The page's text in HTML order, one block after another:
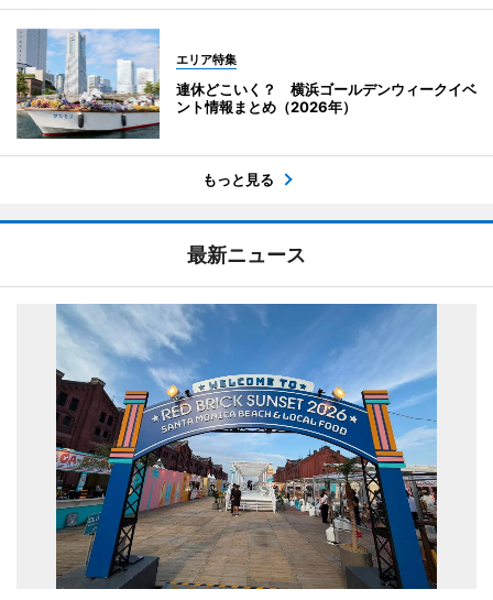
エリア特集
連休どこいく？ 横浜ゴールデンウィークイベ
ント情報まとめ（2026年）
もっと見る
最新ニュース